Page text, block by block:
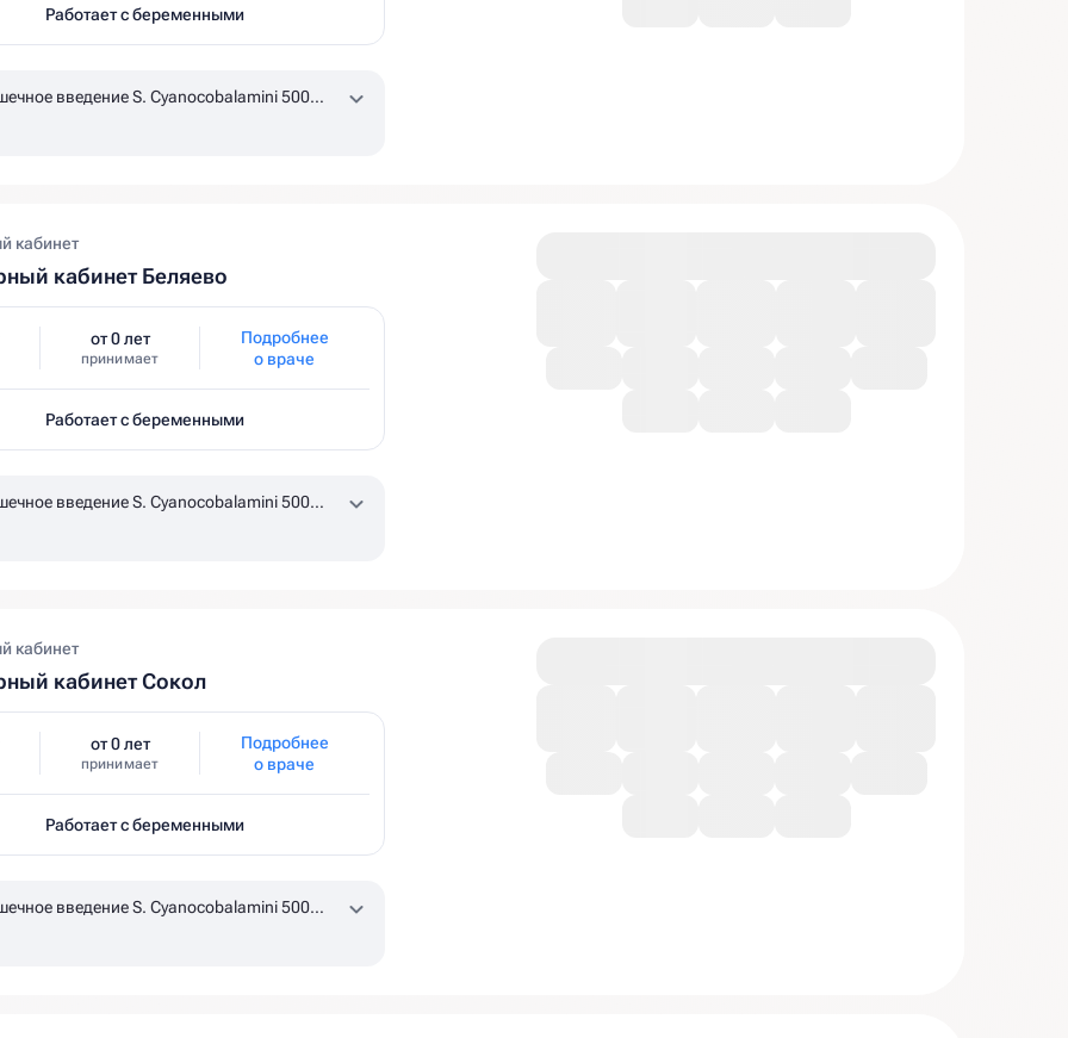
Работает с беременными
введение S. Cyanocobalamini 500
кабинет
кабинет Беляево
от 0 лет
принимает
Подробнее
о враче
Работает с беременными
введение S. Cyanocobalamini 500
кабинет
кабинет Сокол
от 0 лет
принимает
Подробнее
о враче
Работает с беременными
введение S. Cyanocobalamini 500